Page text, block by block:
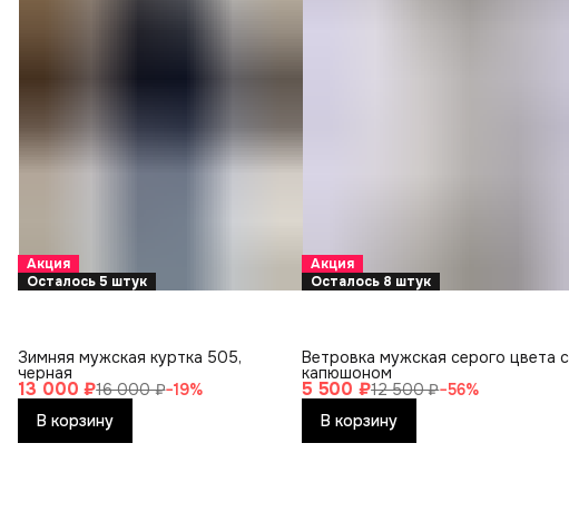
Акция
Осталось 5 штук
13 000 ₽16 000 ₽−19%
Зимняя мужская куртка 505,
черная
В корзину
Акция
Осталось 8 штук
5 500 ₽12 500 ₽−56%
Ветровка мужская серого цвета с
капюшоном
В корзину